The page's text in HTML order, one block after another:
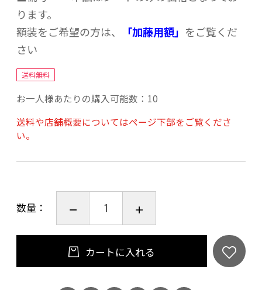
ります。
額装をご希望の方は、
「加藤用額」 をご覧くだ
さい
送料無料
お一人様あたりの購入可能数：10
送料や店舗概要についてはページ下部をご覧くださ
い。
数量：
カートに入れる